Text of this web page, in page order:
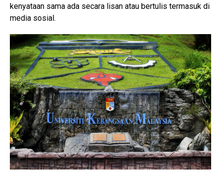
kenyataan sama ada secara lisan atau bertulis termasuk di
media sosial.